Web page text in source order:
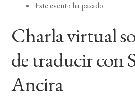
PODCAST
LA
Este evento ha pasado.
Charla virtual
de traducir con
Ancira